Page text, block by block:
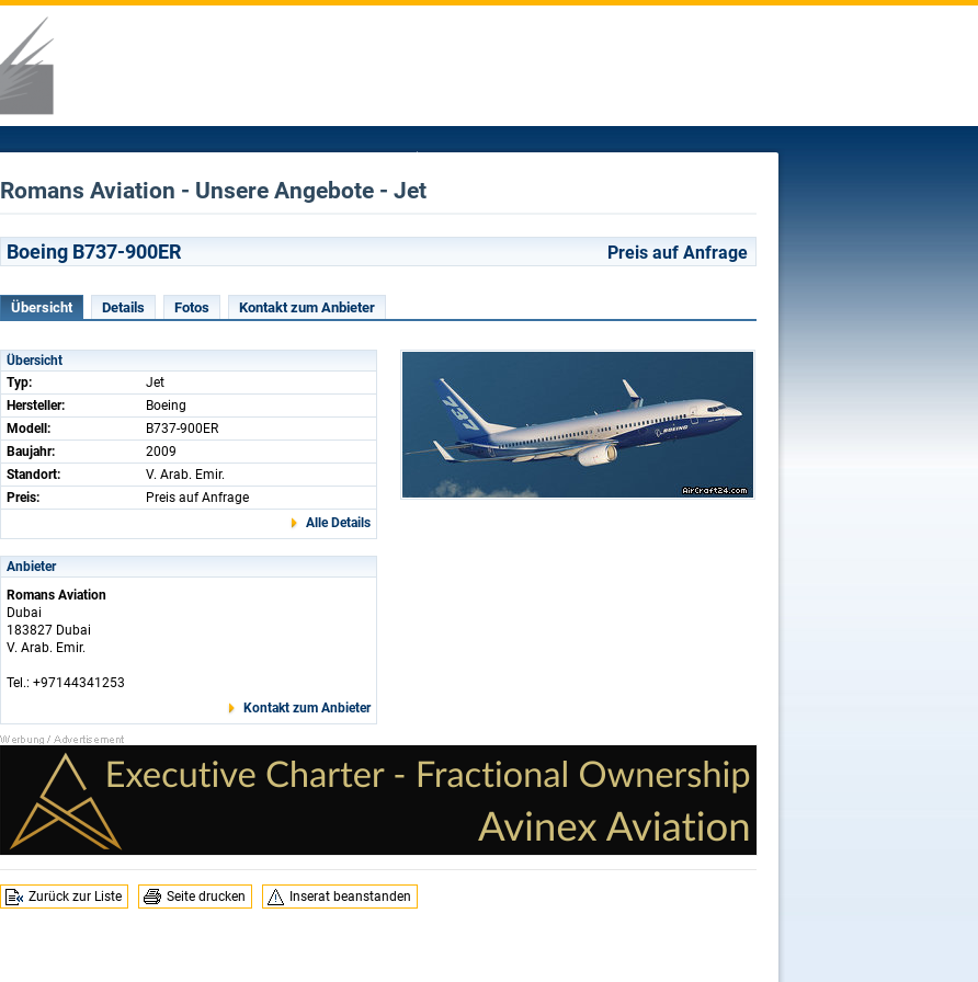
Romans Aviation - Unsere Angebote - Jet
Boeing B737-900ER Preis auf Anfrage
Übersicht Details Fotos Kontakt zum Anbieter
Übersicht
Typ:
Jet
Hersteller:
Boeing
Modell:
B737-900ER
Baujahr:
2009
Standort:
V. Arab. Emir.
Preis:
Preis auf Anfrage
Alle Details
Anbieter
Romans Aviation
Dubai
183827 Dubai
V. Arab. Emir.
Tel.: +97144341253
Kontakt zum Anbieter
Zurück zur Liste Seite drucken Inserat beanstanden